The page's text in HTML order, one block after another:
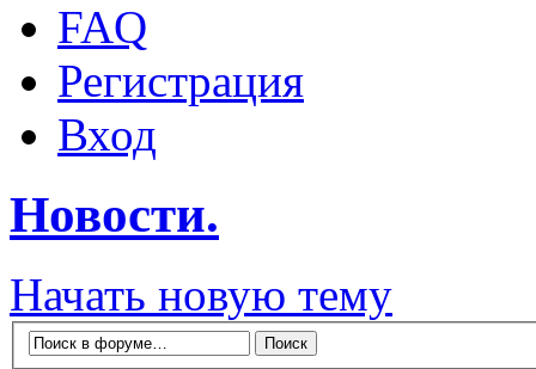
FAQ
Регистрация
Вход
Новости.
Начать новую тему